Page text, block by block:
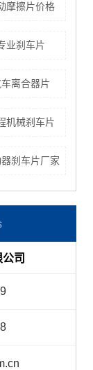
摩擦片价格
业刹车片
离合器片
机械刹车片
刹车片厂家
司